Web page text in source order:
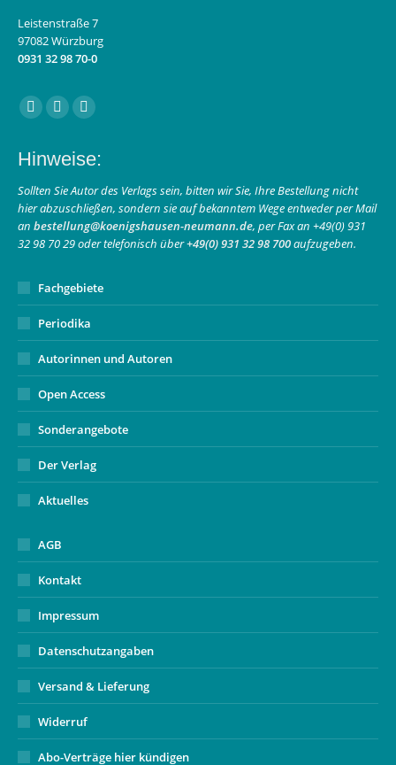
Leistenstraße 7
97082 Würzburg
0931 32 98 70-0
Finden Sie uns auf:
Facebook
opens
in
new
window
Instagram
opens
in
new
window
E-
page
opens
in
new
window
Hinweise:
Sollten Sie Autor des Verlags sein, bitten wir Sie, Ihre Bestellung nicht
hier abzuschließen, sondern sie auf bekanntem Wege entweder per Mail
an bestellung@koenigshausen-neumann.de, per Fax an +49(0) 931
32 98 70 29 oder telefonisch über+49(0) 931 32 98 700aufzugeben.
Fachgebiete
Periodika
Autorinnen und Autoren
Open Access
Sonderangebote
Der Verlag
Aktuelles
AGB
Kontakt
Impressum
Datenschutzangaben
Versand & Lieferung
Widerruf
Abo-Verträge hier kündigen